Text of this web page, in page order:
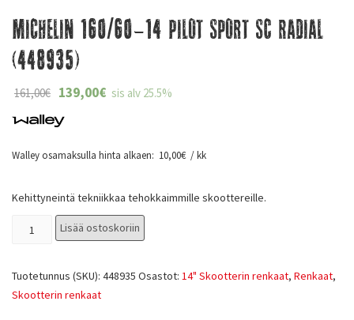
Michelin 160/60-14 Pilot Sport SC Radial
(448935)
161,00€ 139,00€ sis alv 25.5%
Walley osamaksulla hinta alkaen: 10,00€ / kk
Kehittyneintä tekniikkaa tehokkaimmille skoottereille.
Lisää ostoskoriin
Tuotetunnus (SKU): 448935 Osastot: 14" Skootterin renkaat, Renkaat,
Skootterin renkaat